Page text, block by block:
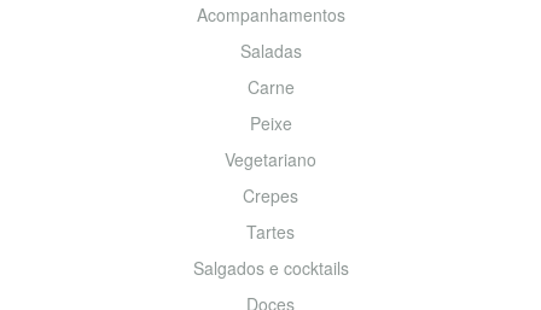
Acompanhamentos
Saladas
Carne
Peixe
Vegetariano
Crepes
Tartes
Salgados e cocktails
Doces